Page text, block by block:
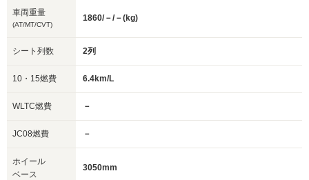
車両重量
(AT/MT/CVT)
1860/－/－(kg)
シート列数 2列
10・15燃費 6.4km/L
WLTC燃費 －
JC08燃費 －
ホイール
ベース
3050mm